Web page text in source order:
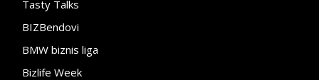
Tasty Talks
BIZBendovi
BMW biznis liga
Bizlife Week